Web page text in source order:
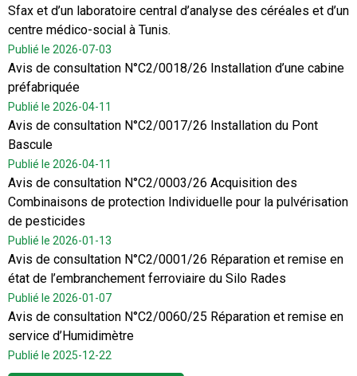
Sfax et d’un laboratoire central d’analyse des céréales et d’un
centre médico-social à Tunis.
Publié le 2026-07-03
Avis de consultation N°C2/0018/26 Installation d’une cabine
préfabriquée
Publié le 2026-04-11
Avis de consultation N°C2/0017/26 Installation du Pont
Bascule
Publié le 2026-04-11
Avis de consultation N°C2/0003/26 Acquisition des
Combinaisons de protection Individuelle pour la pulvérisation
de pesticides
Publié le 2026-01-13
Avis de consultation N°C2/0001/26 Réparation et remise en
état de l’embranchement ferroviaire du Silo Rades
Publié le 2026-01-07
Avis de consultation N°C2/0060/25 Réparation et remise en
service d’Humidimètre
Publié le 2025-12-22